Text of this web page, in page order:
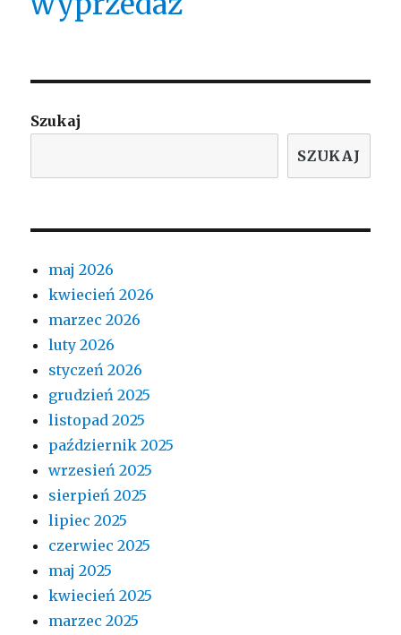
Szukaj
SZUKAJ
maj 2026
kwiecień 2026
marzec 2026
luty 2026
styczeń 2026
grudzień 2025
listopad 2025
październik 2025
wrzesień 2025
sierpień 2025
lipiec 2025
czerwiec 2025
maj 2025
kwiecień 2025
marzec 2025